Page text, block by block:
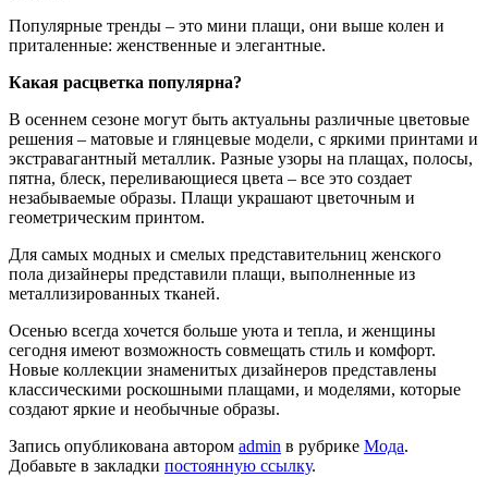
Популярные тренды – это мини плащи, они выше колен и
приталенные: женственные и элегантные.
Какая расцветка популярна?
В осеннем сезоне могут быть актуальны различные цветовые
решения – матовые и глянцевые модели, с яркими принтами и
экстравагантный металлик. Разные узоры на плащах, полосы,
пятна, блеск, переливающиеся цвета – все это создает
незабываемые образы. Плащи украшают цветочным и
геометрическим принтом.
Для самых модных и смелых представительниц женского
пола дизайнеры представили плащи, выполненные из
металлизированных тканей.
Осенью всегда хочется больше уюта и тепла, и женщины
сегодня имеют возможность совмещать стиль и комфорт.
Новые коллекции знаменитых дизайнеров представлены
классическими роскошными плащами, и моделями, которые
создают яркие и необычные образы.
Запись опубликована автором admin в рубрике Мода.
Добавьте в закладки постоянную ссылку.